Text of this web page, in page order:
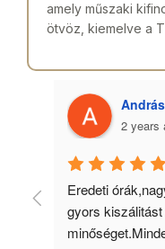
amely műszaki
ötvöz, kiemelve a
2 years
Eredeti
gyors